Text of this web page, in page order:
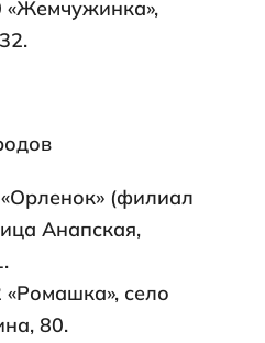
(филиал
Анапская,
село
80.